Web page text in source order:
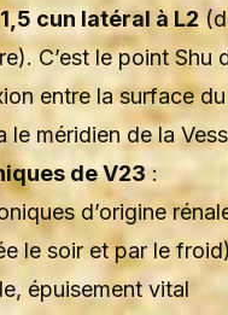
1,5 cun latéral à L2
C’est le point Shu
entre la surface
le méridien de la
de V23:
d’origine
le soir et par le
épuisement vital